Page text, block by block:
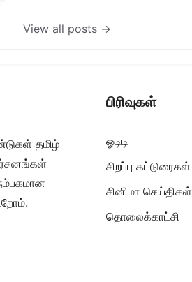
View all posts →
தமிழ்
பிரிவுகள்
ஓடிடி
சிறப்பு கட்டுரைகள்
சினிமா செய்திகள்
தொலைக்காட்சி